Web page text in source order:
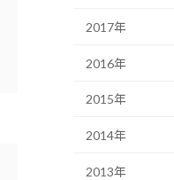
2017年
2016年
2015年
2014年
2013年